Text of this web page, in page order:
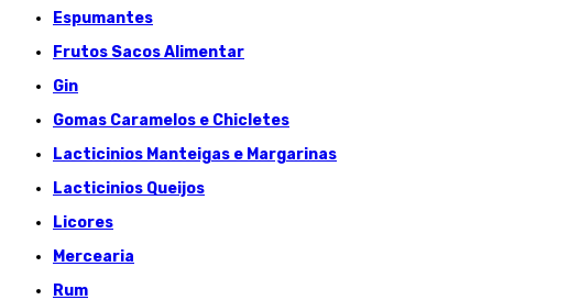
Espumantes
Frutos Sacos Alimentar
Gin
Gomas Caramelos e Chicletes
Lacticinios Manteigas e Margarinas
Lacticinios Queijos
Licores
Mercearia
Rum